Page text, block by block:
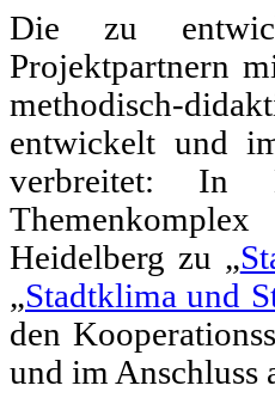
Die zu
Projektpartnern
methodisch-
entwickelt und
verbreitet: In
Heidelberg zu „
„Stadtklima und
den
und im Anschluss